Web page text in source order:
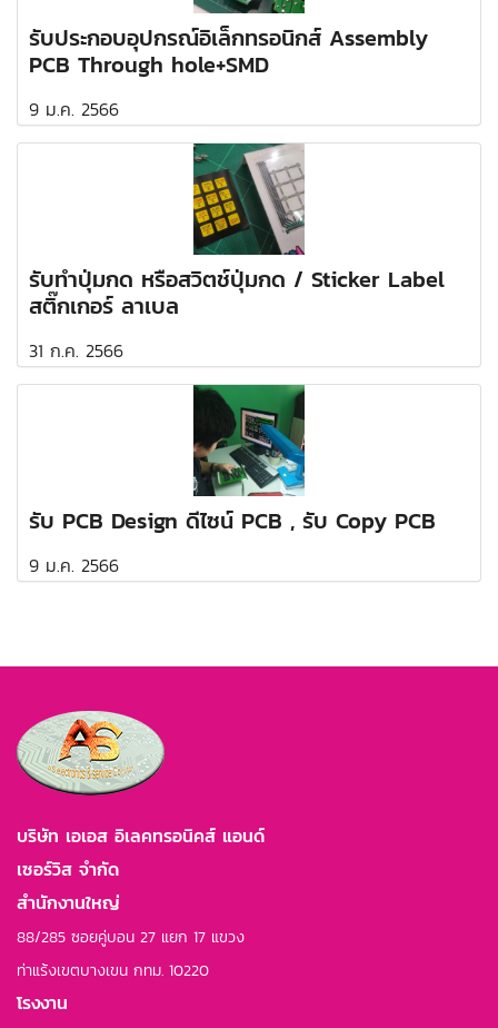
รับประกอบอุปกรณ์อิเล็กทรอนิกส์ Assembly
PCB Through hole+SMD
9 ม.ค. 2566
รับทำปุ่มกด หรือสวิตช์ปุ่มกด / Sticker Label
สติ๊กเกอร์ ลาเบล
31 ก.ค. 2566
รับ PCB Design ดีไซน์ PCB , รับ Copy PCB
9 ม.ค. 2566
บริษัท เอเอส อิเลคทรอนิคส์ แอนด์
เซอร์วิส จำกัด
สำนักงานใหญ่
88/285 ซอยคู่บอน 27 แยก 17 แขวง
ท่าแร้งเขตบางเขน กทม. 10220
โรงงาน